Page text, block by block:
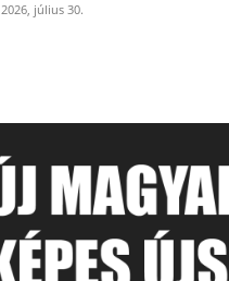
2026, július 30.